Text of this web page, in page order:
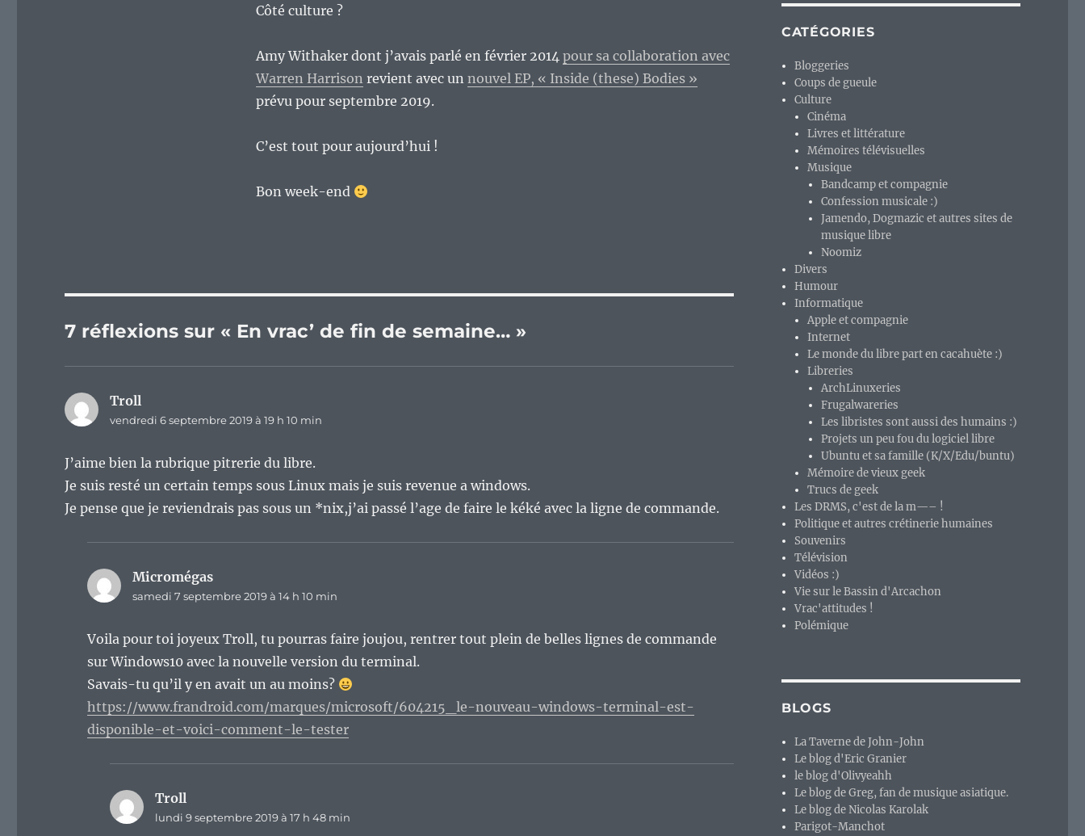
Côté culture ?
Amy Withaker dont j’avais parlé en février 2014 pour sa collaboration avec
Warren Harrison revient avec un nouvel EP, « Inside (these) Bodies »
prévu pour septembre 2019.
C’est tout pour aujourd’hui !
Bon week-end
7 réflexions sur « En vrac’ de fin de semaine… »
Troll
vendredi 6 septembre 2019 à 19 h 10 min
J’aime bien la rubrique pitrerie du libre.
Je suis resté un certain temps sous Linux mais je suis revenue a windows.
Je pense que je reviendrais pas sous un *nix,j’ai passé l’age de faire le kéké avec la ligne de commande.
Micromégas
samedi 7 septembre 2019 à 14 h 10 min
Voila pour toi joyeux Troll, tu pourras faire joujou, rentrer tout plein de belles lignes de commande
sur Windows10 avec la nouvelle version du terminal.
Savais-tu qu’il y en avait un au moins?
https://www.frandroid.com/marques/microsoft/604215_le-nouveau-windows-terminal-est-
disponible-et-voici-comment-le-tester
Troll
lundi 9 septembre 2019 à 17 h 48 min
CATÉGORIES
Bloggeries
Coups de gueule
Culture
Cinéma
Livres et littérature
Mémoires télévisuelles
Musique
Bandcamp et compagnie
Confession musicale :)
Jamendo, Dogmazic et autres sites de
musique libre
Noomiz
Divers
Humour
Informatique
Apple et compagnie
Internet
Le monde du libre part en cacahuète :)
Libreries
ArchLinuxeries
Frugalwareries
Les libristes sont aussi des humains :)
Projets un peu fou du logiciel libre
Ubuntu et sa famille (K/X/Edu/buntu)
Mémoire de vieux geek
Trucs de geek
Les DRMS, c'est de la m—– !
Politique et autres crétinerie humaines
Souvenirs
Télévision
Vidéos :)
Vie sur le Bassin d'Arcachon
Vrac'attitudes !
Polémique
BLOGS
La Taverne de John-John
Le blog d'Eric Granier
le blog d'Olivyeahh
Le blog de Greg, fan de musique asiatique.
Le blog de Nicolas Karolak
Parigot-Manchot